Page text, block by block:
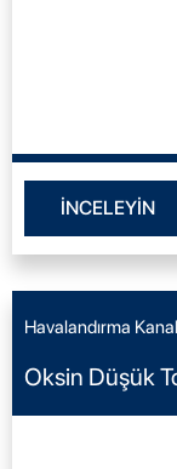
İNCELEYİN
Havalandırma
Oksin Düşük